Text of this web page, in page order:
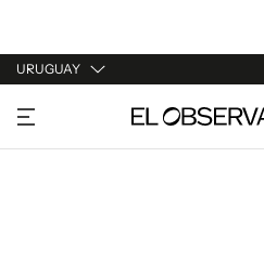
URUGUAY
URUGUAY
ARGENTINA